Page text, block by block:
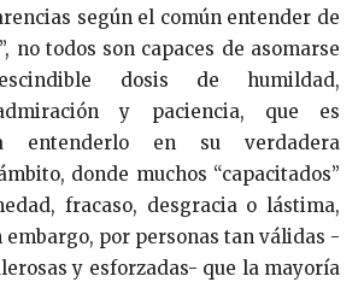
según el común entender de
no todos son capaces de asomarse
dosis de humildad,
y paciencia, que es
entenderlo en su verdadera
donde muchos “capacitados”
fracaso, desgracia o lástima,
embargo, por personas tan válidas -
y esforzadas- que la mayoría